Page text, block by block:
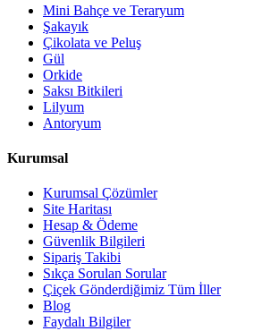
Mini Bahçe ve Teraryum
Şakayık
Çikolata ve Peluş
Gül
Orkide
Saksı Bitkileri
Lilyum
Antoryum
Kurumsal
Kurumsal Çözümler
Site Haritası
Hesap & Ödeme
Güvenlik Bilgileri
Sipariş Takibi
Sıkça Sorulan Sorular
Çiçek Gönderdiğimiz Tüm İller
Blog
Faydalı Bilgiler